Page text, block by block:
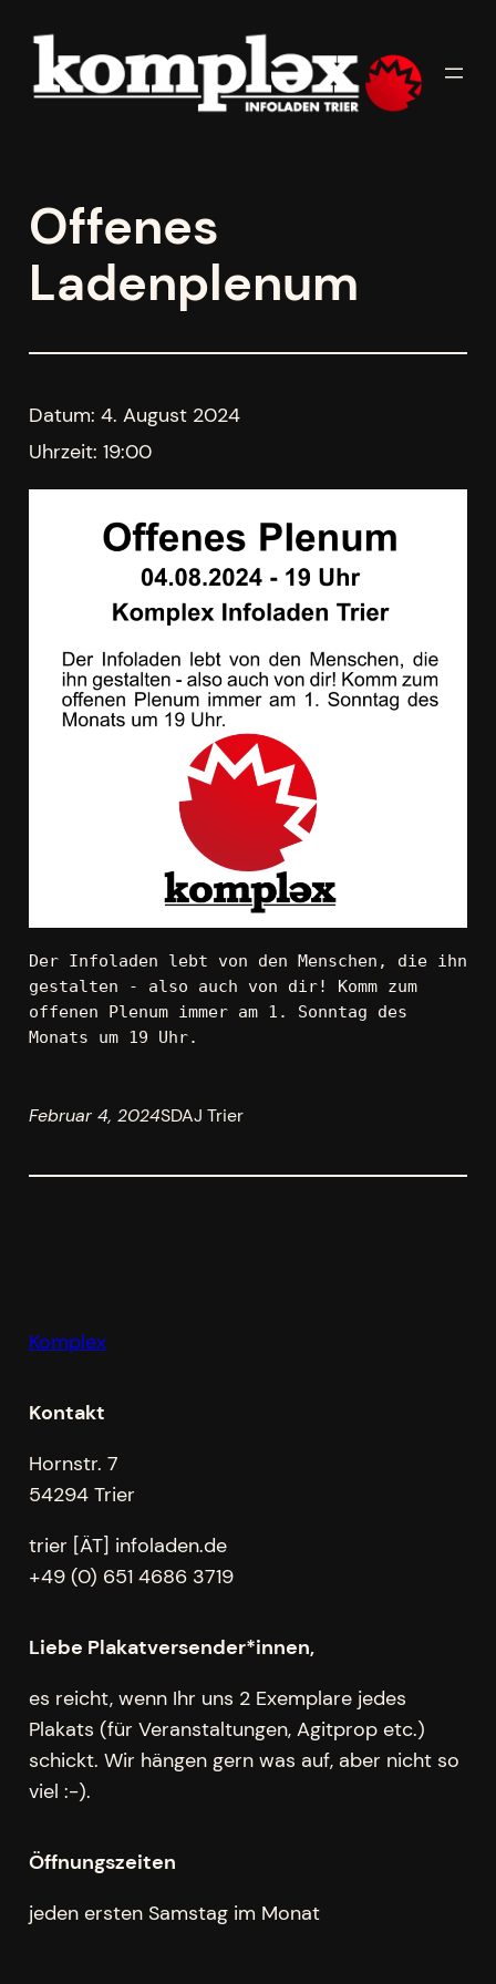
springen
Offenes
Ladenplenum
Datum: 4. August 2024
Uhrzeit: 19:00
Der Infoladen lebt von den Menschen, die ihn
gestalten - also auch von dir! Komm zum
offenen Plenum immer am 1. Sonntag des
Monats um 19 Uhr.
Februar 4, 2024SDAJ Trier
Komplex
Kontakt
Hornstr. 7
54294 Trier
trier [ÄT] infoladen.de
+49 (0) 651 4686 3719
Liebe Plakatversender*innen,
es reicht, wenn Ihr uns 2 Exemplare jedes
Plakats (für Veranstaltungen, Agitprop etc.)
schickt. Wir hängen gern was auf, aber nicht so
viel :-).
Öffnungszeiten
jeden ersten Samstag im Monat